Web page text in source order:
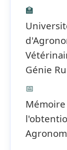
🏫
Génie
📅